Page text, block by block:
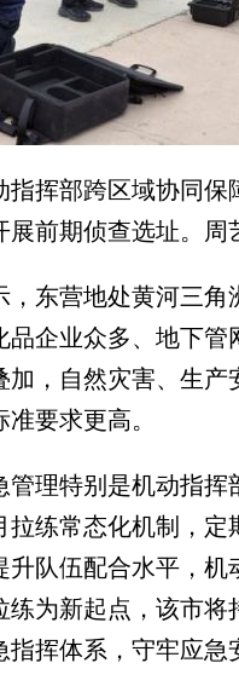
挥部跨区域协同保
前期侦查选址。周
东营地处黄河三角
企业众多、地下
，自然灾害、生
要求更高。
理特别是机动指挥
练常态化机制，
队伍配合水平，
为新起点，该市
挥体系，守牢应急